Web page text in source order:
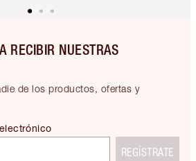
RECIBIR NUESTRAS
de los productos, ofertas y
REGÍSTRATE